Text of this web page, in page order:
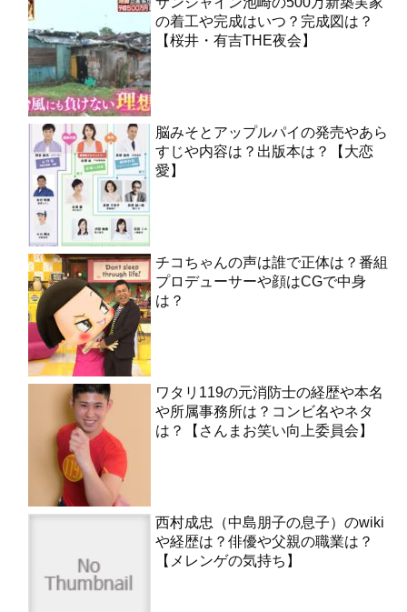
の着工や完成はいつ？完成図は？
【桜井・有吉THE夜会】
脳みそとアップルパイの発売やあら
すじや内容は？出版本は？【大恋
愛】
チコちゃんの声は誰で正体は？番組
プロデューサーや顔はCGで中身
は？
ワタリ119の元消防士の経歴や本名
や所属事務所は？コンビ名やネタ
は？【さんまお笑い向上委員会】
西村成忠（中島朋子の息子）のwiki
や経歴は？俳優や父親の職業は？
【メレンゲの気持ち】